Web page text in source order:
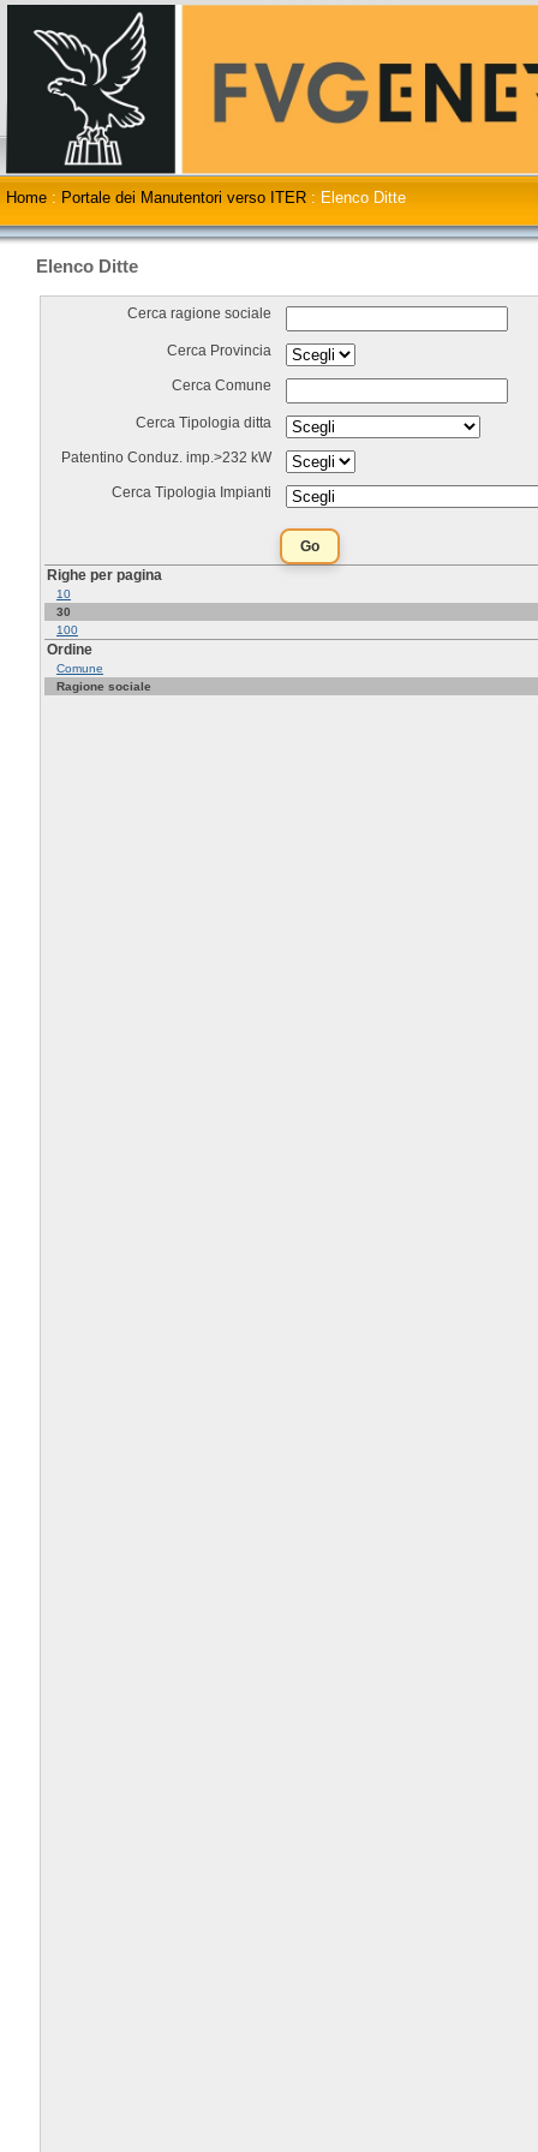
Home : Portale dei Manutentori verso ITER : Elenco Ditte
Elenco Ditte
Cerca ragione sociale
Cerca Provincia
Cerca Comune
Cerca Tipologia ditta
Patentino Conduz. imp.>232 kW
Cerca Tipologia Impianti
Righe per pagina
10
30
100
Ordine
Comune
Ragione sociale